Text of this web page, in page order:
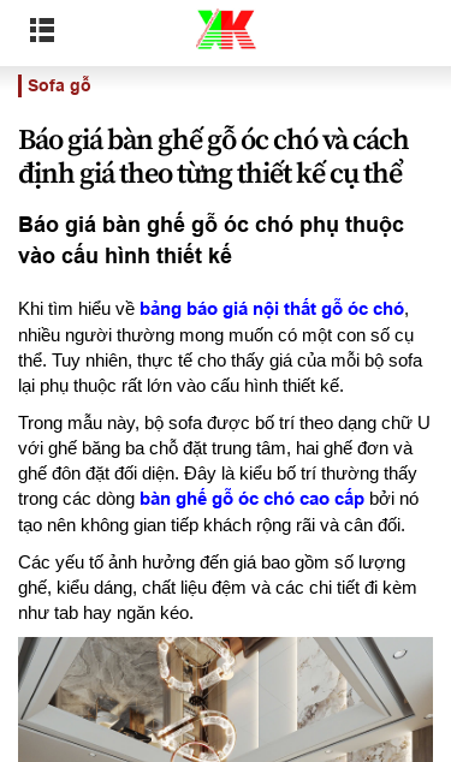
Sofa gỗ
Báo giá bàn ghế gỗ óc chó và cách
định giá theo từng thiết kế cụ thể
Báo giá bàn ghế gỗ óc chó phụ thuộc
vào cấu hình thiết kế
Khi tìm hiểu về bảng báo giá nội thất gỗ óc chó,
nhiều người thường mong muốn có một con số cụ
thể. Tuy nhiên, thực tế cho thấy giá của mỗi bộ sofa
lại phụ thuộc rất lớn vào cấu hình thiết kế.
Trong mẫu này, bộ sofa được bố trí theo dạng chữ U
với ghế băng ba chỗ đặt trung tâm, hai ghế đơn và
ghế đôn đặt đối diện. Đây là kiểu bố trí thường thấy
trong các dòng bàn ghế gỗ óc chó cao cấp bởi nó
tạo nên không gian tiếp khách rộng rãi và cân đối.
Các yếu tố ảnh hưởng đến giá bao gồm số lượng
ghế, kiểu dáng, chất liệu đệm và các chi tiết đi kèm
như tab hay ngăn kéo.